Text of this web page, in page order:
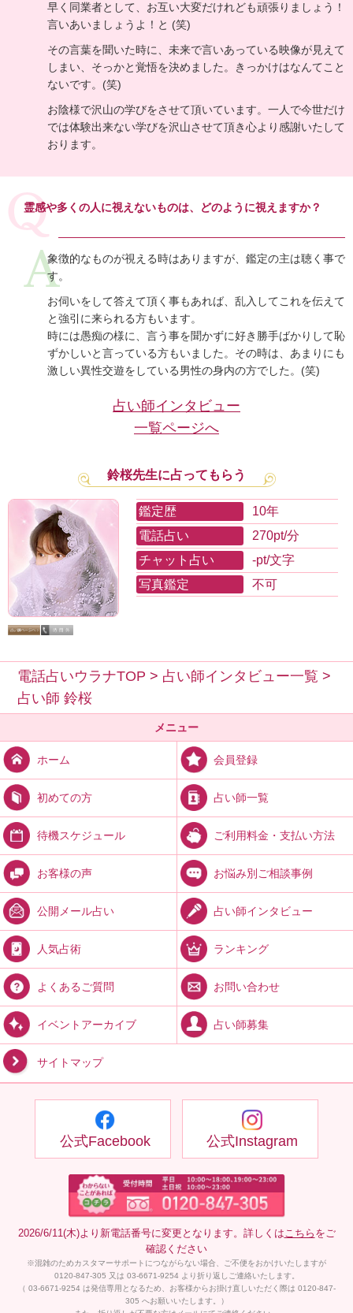
早く同業者として、お互い大変だけれども頑張りましょう！
言いあいましょうよ！と (笑)
その言葉を聞いた時に、未来で言いあっている映像が見えて
しまい、そっかと覚悟を決めました。きっかけはなんてこと
ないです。(笑)
お陰様で沢山の学びをさせて頂いています。一人で今世だけ
では体験出来ない学びを沢山させて頂き心より感謝いたして
おります。
霊感や多くの人に視えないものは、どのように視えますか？
象徴的なものが視える時はありますが、鑑定の主は聴く事で
す。
お伺いをして答えて頂く事もあれば、乱入してこれを伝えて
と強引に来られる方もいます。
時には愚痴の様に、言う事を聞かずに好き勝手ばかりして恥
ずかしいと言っている方もいました。その時は、あまりにも
激しい異性交遊をしている男性の身内の方でした。(笑)
占い師インタビュー
一覧ページへ
鈴桜先生に占ってもらう
鑑定歴
10年
電話占い
270pt/分
チャット占い
-pt/文字
写真鑑定
不可
電話占いウラナTOP > 占い師インタビュー一覧 >
占い師 鈴桜
メニュー
ホーム 会員登録
初めての方 占い師一覧
待機スケジュール ご利用料金・支払い方法
お客様の声 お悩み別ご相談事例
公開メール占い 占い師インタビュー
人気占術 ランキング
よくあるご質問 お問い合わせ
イベントアーカイブ 占い師募集
サイトマップ
公式Facebook 公式Instagram
2026/6/11(木)より新電話番号に変更となります。詳しくはこちら をご
確認ください
※混雑のためカスタマーサポートにつながらない場合、ご不便をおかけいたしますが
0120-847-305 又は 03-6671-9254 より折り返しご連絡いたします。
（ 03-6671-9254 は発信専用となるため、お客様からお掛け直しいただく際は 0120-847-
305 へお願いいたします。）